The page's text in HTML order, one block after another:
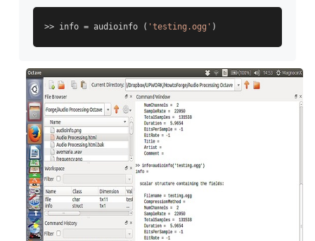
>> info = audioinfo ( 'testing.ogg'